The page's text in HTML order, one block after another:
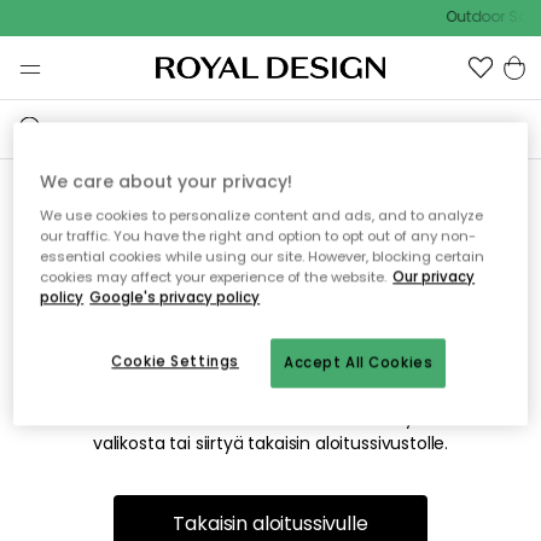
Outdoor
Emme valitettavasti löydä
etsimääsi sivua
Tämä voi johtua siitä, että sivua ei enää ole tai siitä, että se
on siirretty muualle. Pahoittelemme tästä mahdollisesti
valikosta tai siirtyä takaisin aloitussivustolle.
Takaisin aloitussivulle
We care about your privacy!
We use cookies to personalize content and ads, and to analyze
our traffic. You have the right and option to opt out of any non-
essential cookies while using our site. However, blocking certain
cookies may affect your experience of the website. Our privacy
policy Google's privacy policy
Accept All Cookies
Cookie Settings